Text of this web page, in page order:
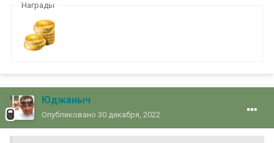
Награды
Юджаныч
Опубликовано 30 декабря, 2022